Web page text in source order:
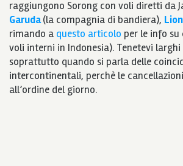
raggiungono Sorong con voli diretti da
Garuda(la compagnia di bandiera),
rimando a questo articolo per le info
voli interni in Indonesia). Tenetevi
soprattutto quando si parla delle
intercontinentali, perchè le
all’ordine del giorno.